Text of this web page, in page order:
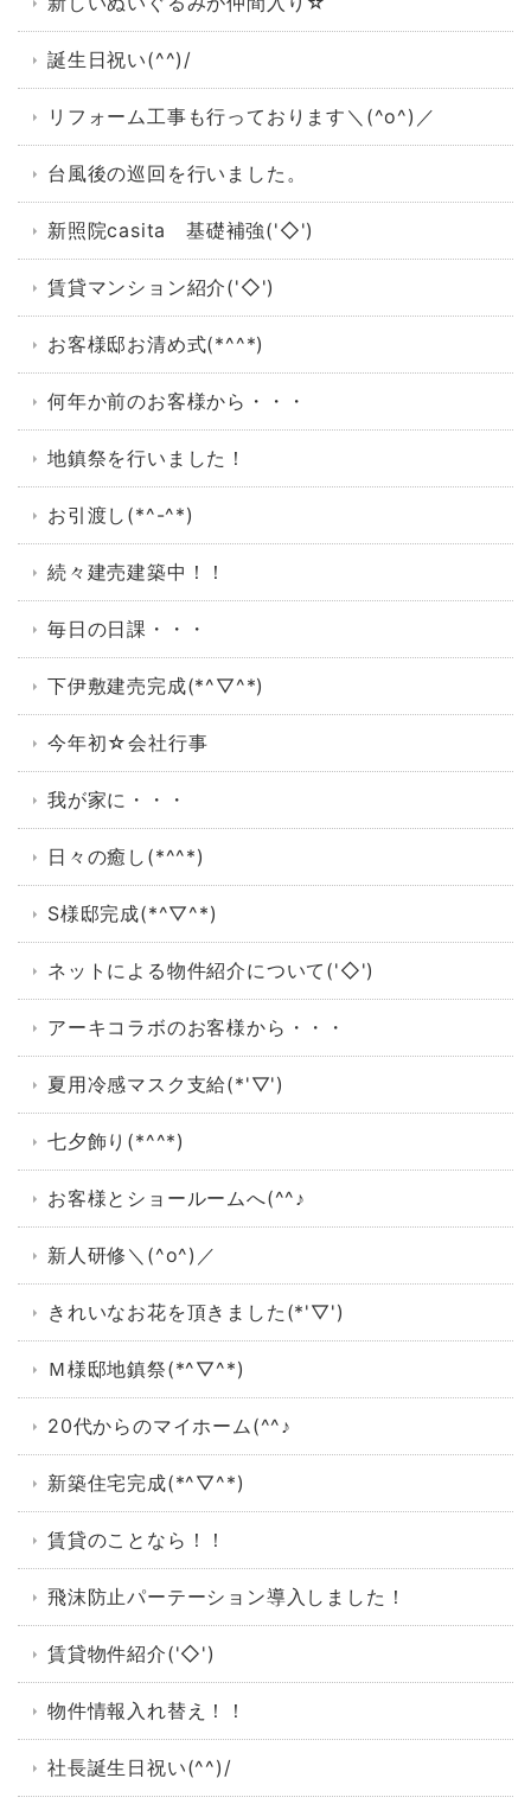
誕生日祝い(^^)/
リフォーム工事も行っております＼(^o^)／
台風後の巡回を行いました。
新照院casita 基礎補強('◇')ゞ
賃貸マンション紹介('◇')ゞ
お客様邸お清め式(*^^*)
何年か前のお客様から・・・
地鎮祭を行いました！
お引渡し(*^-^*)
続々建売建築中！！
毎日の日課・・・
下伊敷建売完成(*^▽^*)
今年初☆会社行事
我が家に・・・
日々の癒し(*^^*)
S様邸完成(*^▽^*)
ネットによる物件紹介について('◇')ゞ
アーキコラボのお客様から・・・
夏用冷感マスク支給(*'▽')
七夕飾り(*^^*)
お客様とショールームへ(^^♪
新人研修＼(^o^)／
きれいなお花を頂きました(*'▽')
Ｍ様邸地鎮祭(*^▽^*)
20代からのマイホーム(^^♪
新築住宅完成(*^▽^*)
賃貸のことなら！！
飛沫防止パーテーション導入しました！
賃貸物件紹介('◇')ゞ
物件情報入れ替え！！
社長誕生日祝い(^^)/